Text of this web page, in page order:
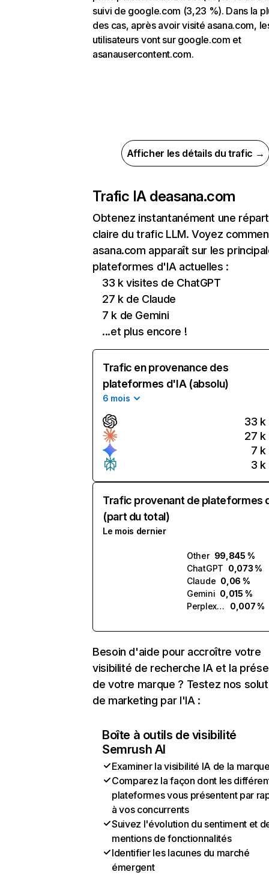
suivi de google.com (3,23 %). Dans la
des cas, après avoir visité asana.com,
utilisateurs vont sur google.com et
asanausercontent.com.
Afficher les détails du trafic →
Trafic IA deasana.com
Obtenez instantanément une
claire du trafic LLM. Voyez
asana.com apparaît sur les
plateformes d'IA actuelles :
33 k visites de ChatGPT
27 k de Claude
7 k de Gemini
...et plus encore !
Trafic en provenance des
plateformes d'IA (absolu)
6 mois
33 k
27 k
7 k
3 k
Trafic provenant de plateformes
(part du total)
Le mois dernier
Other 99,845 %
ChatGPT 0,073 %
Claude 0,06 %
Gemini 0,015 %
Perplexity
0,007 %
Besoin d'aide pour accroître votre
visibilité de recherche IA et la
de votre marque ? Testez nos
de marketing par l'IA :
Boîte à outils de visibilité
Semrush AI
Examiner la visibilité IA de la
Comparez la façon dont les
plateformes vous présentent par
à vos concurrents
Suivez l'évolution du sentiment et
mentions de fonctionnalités
Identifier les lacunes du marché
émergent